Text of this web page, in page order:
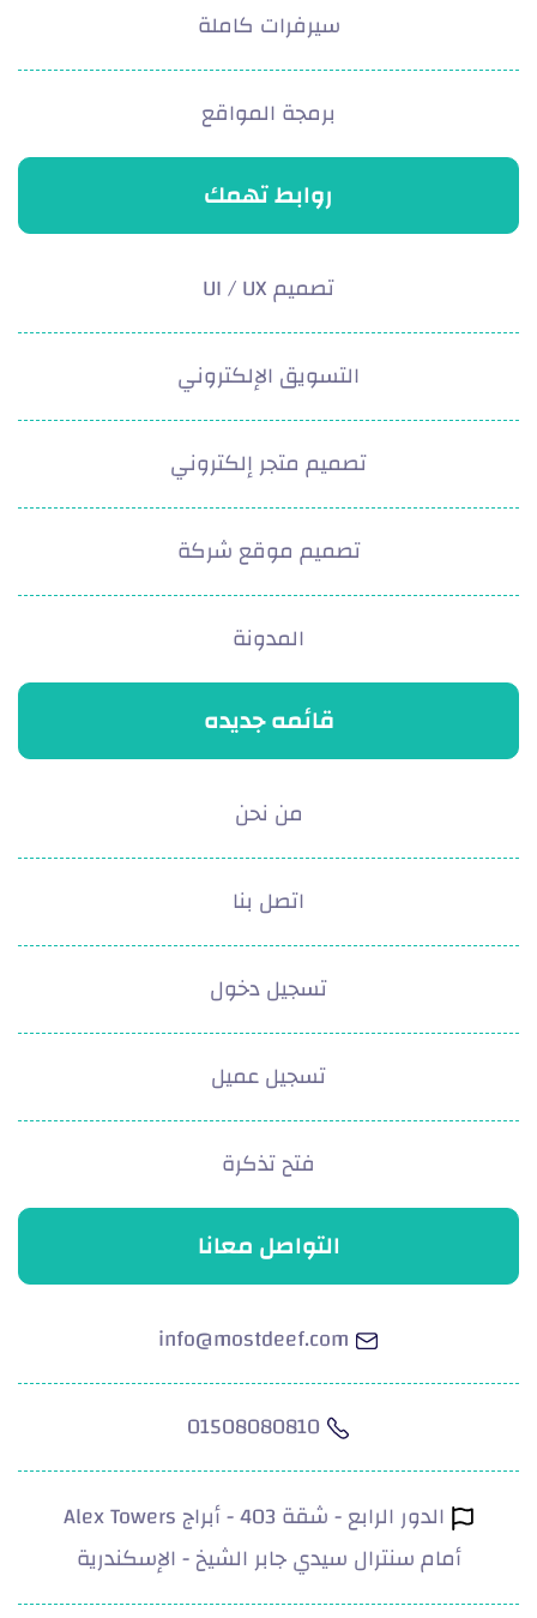
سيرفرات كاملة
برمجة المواقع
روابط تهمك
تصميم UI / UX
التسويق الإلكتروني
تصميم متجر إلكتروني
تصميم موقع شركة
المدونة
قائمه جديده
من نحن
اتصل بنا
تسجيل دخول
تسجيل عميل
فتح تذكرة
التواصل معانا
الدور الرابع - شقة 403 - أبراج Alex Towers
أمام سنترال سيدي جابر الشيخ - الإسكندرية